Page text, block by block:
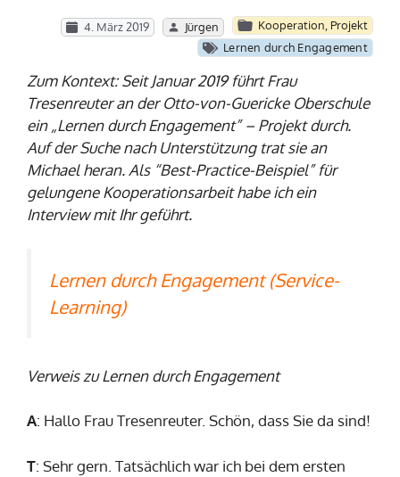
4. März 2019 Jürgen Kooperation, Projekt
Lernen durch Engagement
Zum Kontext: Seit Januar 2019 führt Frau
Tresenreuter an der Otto-von-Guericke Oberschule
ein „Lernen durch Engagement” – Projekt durch.
Auf der Suche nach Unterstützung trat sie an
Michael heran. Als “Best-Practice-Beispiel” für
gelungene Kooperationsarbeit habe ich ein
Interview mit Ihr geführt.
Lernen durch Engagement (Service-
Learning)
Verweis zu Lernen durch Engagement
A: Hallo Frau Tresenreuter. Schön, dass Sie da sind!
T: Sehr gern. Tatsächlich war ich bei dem ersten